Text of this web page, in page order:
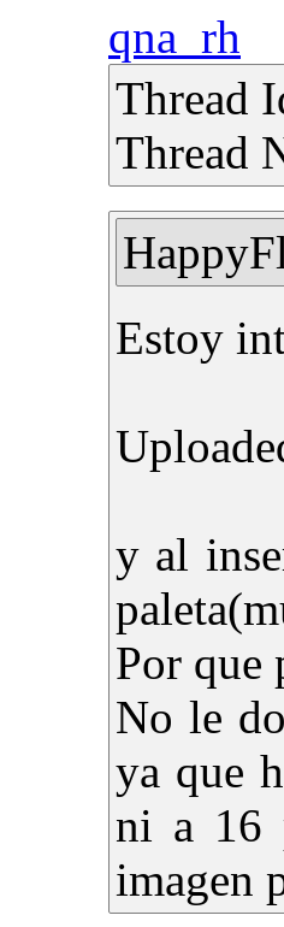
qna_rh
Thread
Thread
Estoy
y al
Por que
No le
ya que
ni a 16
imagen